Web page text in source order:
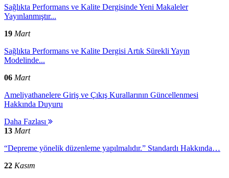
Sağlıkta Performans ve Kalite Dergisinde Yeni Makaleler
Yayınlanmıştır...
19 Mart
Sağlıkta Performans ve Kalite Dergisi Artık Sürekli Yayın
Modelinde...
06 Mart
Ameliyathanelere Giriş ve Çıkış Kurallarının Güncellenmesi
Hakkında Duyuru
Daha Fazlası
13 Mart
“Depreme yönelik düzenleme yapılmalıdır.” Standardı Hakkında…
22 Kasım